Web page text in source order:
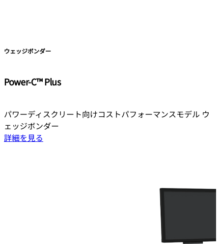
ウェッジボンダー
Power-C™ Plus
パワーディスクリート向けコストパフォーマンスモデル ウ
ェッジボンダー
詳細を見る